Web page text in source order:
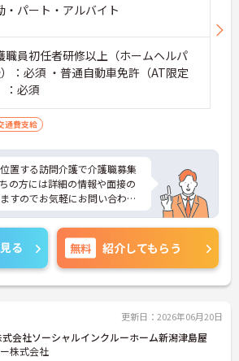
・パート・アルバイト
職員初任者研修以上（ホームヘルパ
：必須 ・普通自動車免許（AT限定
：必須
通費支給
置する訪問介護で介護職募集
の方には詳細の情報や面接の
すのでお気軽にお問い合わせ
る 無料 紹介してもらう
更新日：2026年06月20日
会社ソーシャルインクルーホーム新潟津島屋
株式会社